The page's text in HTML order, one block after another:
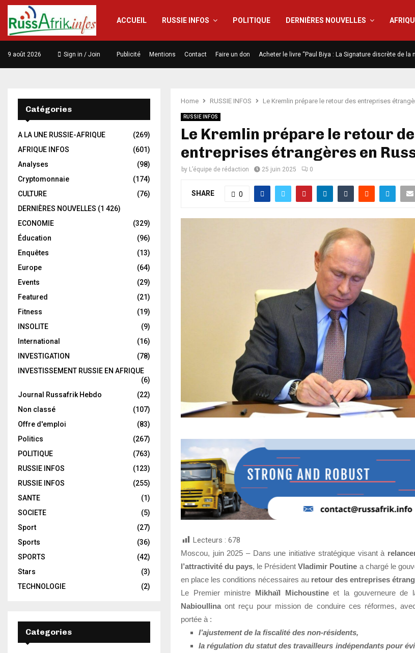
ACCUEIL RUSSIE INFOS POLITIQUE DERNIÈRES NOUVELLES
9 août 2026 Sign in / Join Publicité Mentions Contact Faire un don Acheter le livre “Paul Biya : La Signature discrète de la
Home RUSSIE INFOS Le Kremlin prépare le retour des entreprises
RUSSIE INFOS
Le Kremlin prépare le retour
entreprises étrangères en
by L’équipe de rédaction 25 juin 2025 0
SHARE 0
Lecteurs : 678
Moscou, juin 2025 – Dans une initiative stratégique visant à
l’attractivité du pays, le PrésidentVladimir Poutine a chargé le
en place les conditions nécessaires au retour des entreprises
Le Premier ministre Mikhaïl Michoustineet la gouverneure de
Nabioullina ont reçu pour mission de conduire ces réformes,
portée à :
l’ajustement de la fiscalité des non-résidents,
la régulation du statut des travailleurs indépendants pour
Catégories
A LA UNE RUSSIE-AFRIQUE
(269)
AFRIQUE INFOS
(601)
Analyses
(98)
Cryptomonnaie
(174)
CULTURE
(76)
DERNIÈRES NOUVELLES (1 426)
ECONOMIE
(329)
Éducation
(96)
Enquêtes
(13)
Europe
(64)
Events
(29)
Featured
(21)
Fitness
(19)
INSOLITE
(9)
International
(16)
INVESTIGATION
(78)
INVESTISSEMENT RUSSIE EN AFRIQUE
(6)
Journal Russafrik Hebdo
(22)
Non classé
(107)
Offre d'emploi
(83)
Politics
(267)
POLITIQUE
(763)
RUSSIE INFOS
(123)
RUSSIE INFOS
(255)
SANTE
(1)
SOCIETE
(5)
Sport
(27)
Sports
(36)
SPORTS
(42)
Stars
(3)
TECHNOLOGIE
(2)
Categories